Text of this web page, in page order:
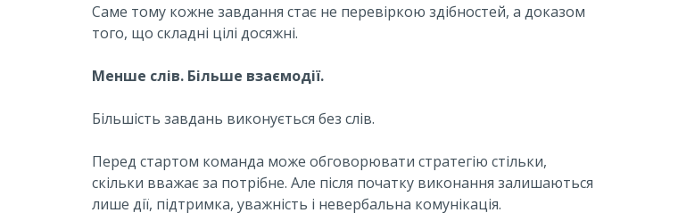
Саме тому кожне завдання стає не перевіркою здібностей, а доказом
того, що складні цілі досяжні.
Менше слів. Більше взаємодії.
Більшість завдань виконується без слів.
Перед стартом команда може обговорювати стратегію стільки,
скільки вважає за потрібне. Але після початку виконання залишаються
лише дії, підтримка, уважність і невербальна комунікація.